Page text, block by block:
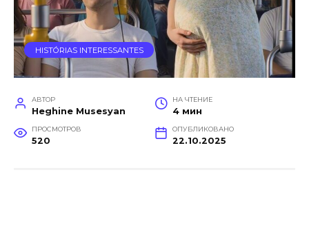
HISTÓRIAS INTERESSANTES
АВТОР
Heghine Musesyan
НА ЧТЕНИЕ
4 мин
ПРОСМОТРОВ
520
ОПУБЛИКОВАНО
22.10.2025